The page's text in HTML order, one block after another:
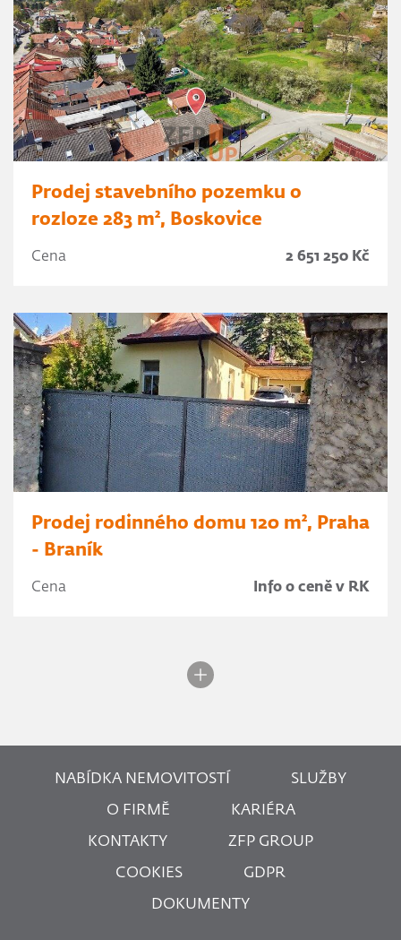
Prodej stavebního pozemku o
rozloze 283 m², Boskovice
Cena 2 651 250 Kč
Prodej rodinného domu 120 m², Praha
- Braník
Cena Info o ceně v RK
NABÍDKA NEMOVITOSTÍ SLUŽBY
O FIRMĚ KARIÉRA
KONTAKTY ZFP GROUP
COOKIES GDPR
DOKUMENTY